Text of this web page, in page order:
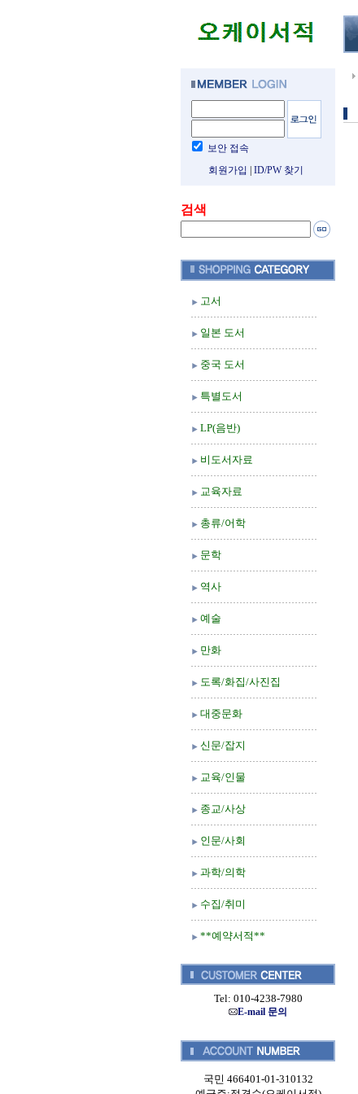
보안 접속
회원가입
ID/PW 찾기
검색
고서
일본 도서
중국 도서
특별도서
LP(음반)
비도서자료
교육자료
총류/어학
문학
역사
예술
만화
도록/화집/사진집
대중문화
신문/잡지
교육/인물
종교/사상
인문/사회
과학/의학
수집/취미
**예약서적**
Tel: 010-4238-7980
E-mail 문의
국민 466401-01-310132